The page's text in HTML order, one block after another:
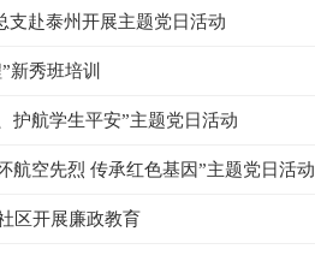
赴泰州开展主题党日活动
秀班培训
护航学生平安”主题党日活动
航空先烈 传承红色基因”主题党日活动
区开展廉政教育